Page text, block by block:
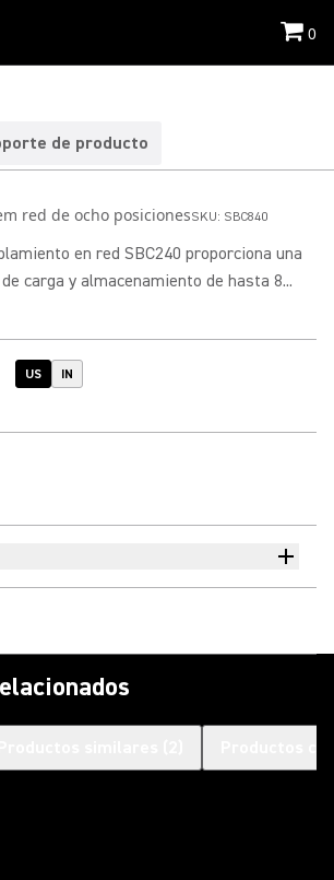
0
de producto
red de ocho posicionesSKU: SBC840
en red SBC240 proporciona una
carga y almacenamiento de hasta 8...
US IN